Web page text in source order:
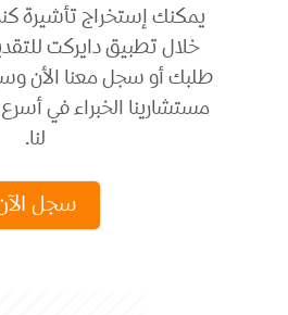
يمكنك إستخراج تأشيرة
خلال تطبيق دايركت
طلبك أو سجل معنا الأن
مستشارينا الخبراء في
لنا.
سجل